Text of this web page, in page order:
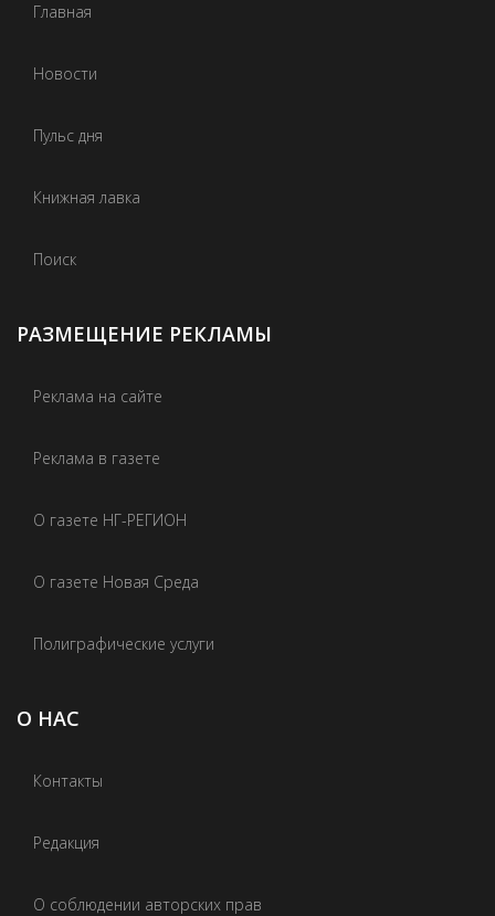
Главная
Новости
Пульс дня
Книжная лавка
Поиск
РАЗМЕЩЕНИЕ РЕКЛАМЫ
Реклама на сайте
Реклама в газете
О газете НГ-РЕГИОН
О газете Новая Среда
Полиграфические услуги
О НАС
Контакты
Редакция
О соблюдении авторских прав